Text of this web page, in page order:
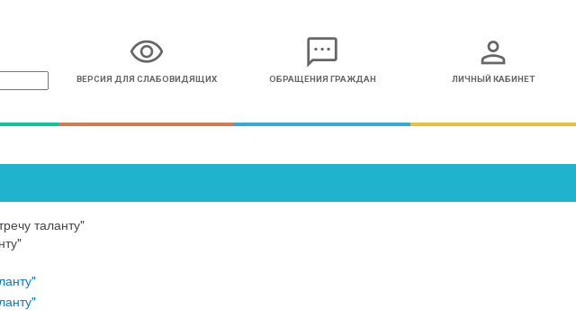
visibility
ВЕРСИЯ ДЛЯ СЛАБОВИДЯЩИХ
sms
ОБРАЩЕНИЯ ГРАЖДАН
person
ЛИЧНЫЙ КАБИНЕТ
таланту"